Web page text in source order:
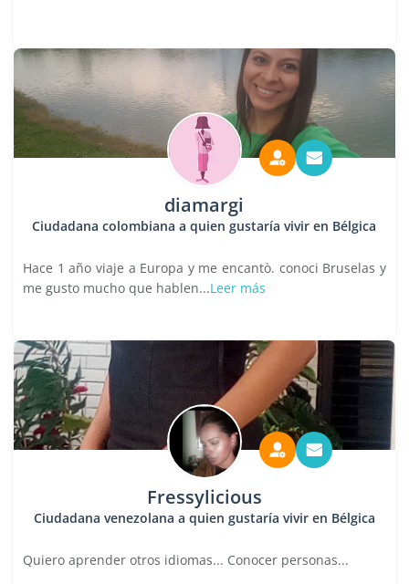
diamargi
Ciudadana colombiana a quien gustaría vivir en Bélgica
Hace 1 año viaje a Europa y me encantò. conoci Bruselas y
me gusto mucho que hablen...Leer más
Fressylicious
Ciudadana venezolana a quien gustaría vivir en Bélgica
Quiero aprender otros idiomas... Conocer personas...